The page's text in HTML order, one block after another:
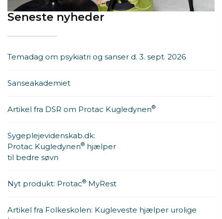
Seneste nyheder
Temadag om psykiatri og sanser d. 3. sept. 2026
Sanseakademiet
Artikel fra DSR om Protac Kugledynen®
Sygeplejevidenskab.dk:
Protac Kugledynen® hjælper
til bedre søvn
Nyt produkt: Protac® MyRest
Artikel fra Folkeskolen: Kugleveste hjælper urolige